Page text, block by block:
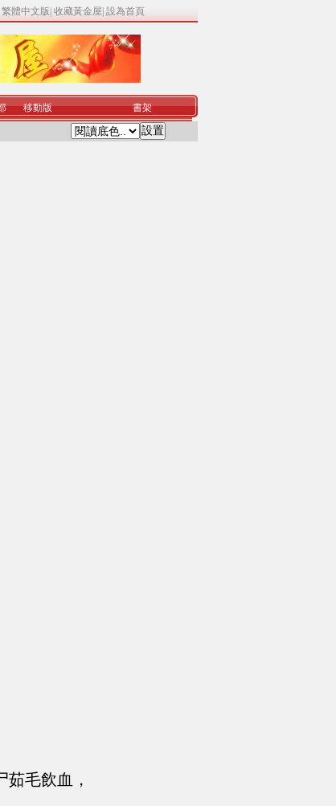
繁體中文版 收藏黃金屋 設為首頁
移動版 書架
毛飲血，